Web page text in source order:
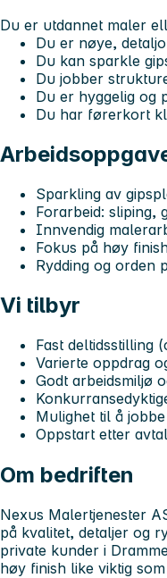
Du er utdannet maler
Du er nøye,
Du kan sparkle
Du jobber
Du er hyggelig og
Du har førerkort
Sparkling av
Forarbeid: sliping,
Innvendig
Fokus på høy
Rydding og orden
Vi tilbyr
Fast deltidsstilling
Varierte oppdrag
Godt arbeidsmiljø
Mulighet til å
Oppstart etter
Om bedriften
Nexus Malertjenester
på kvalitet, detaljer og
private kunder i
høy finish like viktig